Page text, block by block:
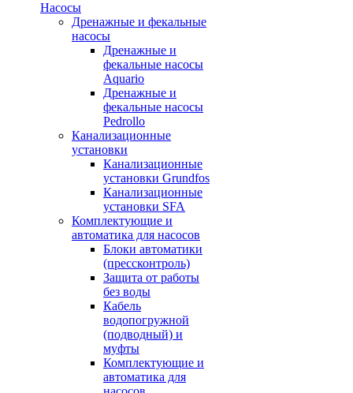
Насосы
Дренажные и фекальные
насосы
Дренажные и
фекальные насосы
Aquario
Дренажные и
фекальные насосы
Pedrollo
Канализационные
установки
Канализационные
установки Grundfos
Канализационные
установки SFA
Комплектующие и
автоматика для насосов
Блоки автоматики
(прессконтроль)
Защита от работы
без воды
Кабель
водопогружной
(подводный) и
муфты
Комплектующие и
автоматика для